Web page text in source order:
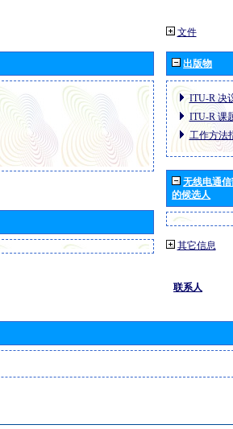
文件
出版物
ITU-R 决
ITU-R 课
工作方法
无线电通
的候选人
其它信息
联系人